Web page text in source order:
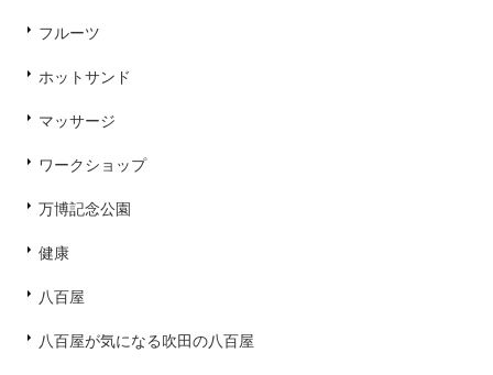
フルーツ
ホットサンド
マッサージ
ワークショップ
万博記念公園
健康
八百屋
八百屋が気になる吹田の八百屋